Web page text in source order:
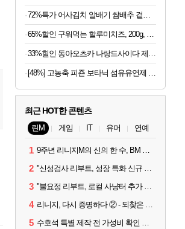
[48%] 고농축 피죤 보타닉 섬유유연제 프리지아 자몽, 1.3L, 4개
최근 HOT한 콘텐츠
린M 게임 IT 유머 연예
1 9주년 리니지M의 신의 한 수, BM 장비 아데나 판매 예고
2 "신성검사 리부트, 성장 특화 신규 서버" 리니지M 3월 업데이트 예고
3 "불요정 리부트, 로컬 사냥터 추가 예정" 리니지M 9주년 업데이트 예고
4 리니지, 다시 증명하다 ② - 되찾은 모바일 왕좌
5 수호석 특별 제작 전 가성비 확인 필수! 3월 2주차 업데이트 이슈